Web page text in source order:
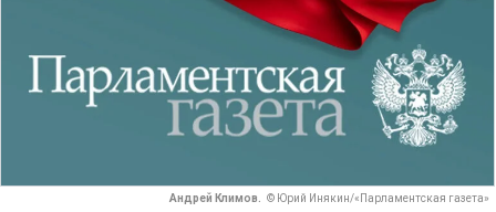
Андрей Климов. © Юрий Инякин/«Парламентская газета»